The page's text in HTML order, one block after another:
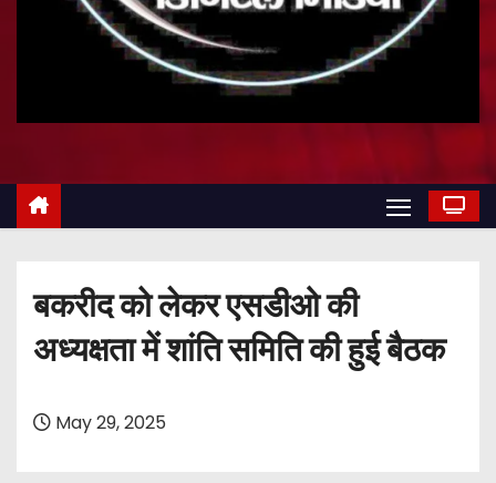
बकरीद को लेकर एसडीओ की
अध्यक्षता में शांति समिति की हुई बैठक
May 29, 2025